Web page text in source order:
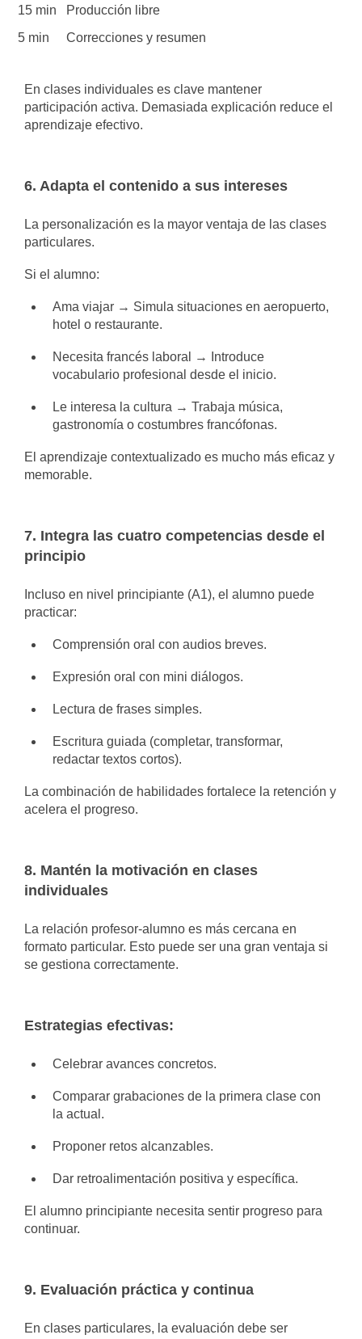
15 min
Producción libre
5 min
Correcciones y resumen
En clases individuales es clave mantener
participación activa. Demasiada explicación reduce el
aprendizaje efectivo.
6. Adapta el contenido a sus intereses
La personalización es la mayor ventaja de las clases
particulares.
Si el alumno:
Ama viajar → Simula situaciones en aeropuerto,
hotel o restaurante.
Necesita francés laboral → Introduce
vocabulario profesional desde el inicio.
Le interesa la cultura → Trabaja música,
gastronomía o costumbres francófonas.
El aprendizaje contextualizado es mucho más eficaz y
memorable.
7. Integra las cuatro competencias desde el
principio
Incluso en nivel principiante (A1), el alumno puede
practicar:
Comprensión oral con audios breves.
Expresión oral con mini diálogos.
Lectura de frases simples.
Escritura guiada (completar, transformar,
redactar textos cortos).
La combinación de habilidades fortalece la retención y
acelera el progreso.
8. Mantén la motivación en clases
individuales
La relación profesor-alumno es más cercana en
formato particular. Esto puede ser una gran ventaja si
se gestiona correctamente.
Estrategias efectivas:
Celebrar avances concretos.
Comparar grabaciones de la primera clase con
la actual.
Proponer retos alcanzables.
Dar retroalimentación positiva y específica.
El alumno principiante necesita sentir progreso para
continuar.
9. Evaluación práctica y continua
En clases particulares, la evaluación debe ser